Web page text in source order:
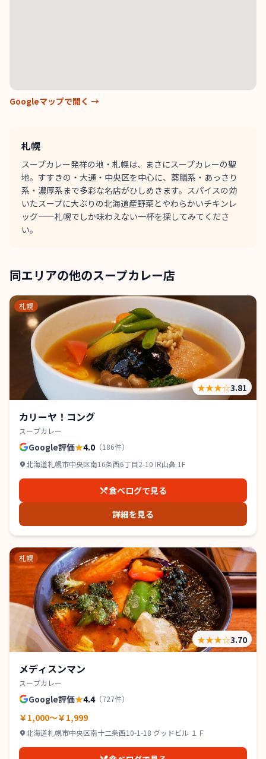
Googleマップで開く →
札幌
スープカレー発祥の地・札幌は、まさにスープカレーの聖
地。すすきの・大通・中央区を中心に、薬膳系・あっさり
系・濃厚系まで多彩な名店がひしめきます。スパイスの効
いたスープに大ぶりの北海道産野菜とやわらかいチキンレ
ッグ——札幌でしか味わえない一杯を探してみてくださ
い。
同エリアの他のスープカレー店
札幌
★★★☆3.81
カリーヤ！コング
スープカレー
Google評価★4.0 （186件）
北海道札幌市中央区南16条西6丁目2-10 IR山鼻 1F
食べログで見る
詳細を見る
札幌
★★★☆3.70
メディスンマン
スープカレー
Google評価★4.4（727件）
￥1,000～￥1,999
北海道札幌市中央区南十二条西10-1-18 グッドビル １Ｆ